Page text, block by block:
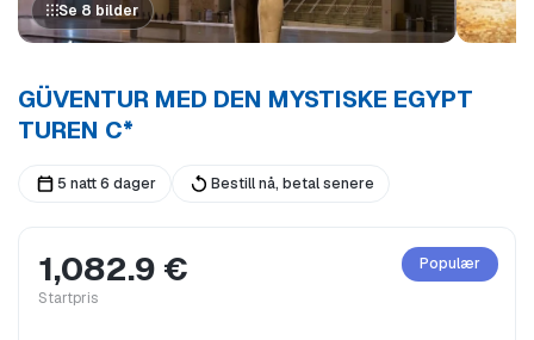
Se 8 bilder
GÜVENTUR MED DEN MYSTISKE EGYPT
TUREN C*
5 natt 6 dager Bestill nå, betal senere
Populær
1,082.9 €
Startpris